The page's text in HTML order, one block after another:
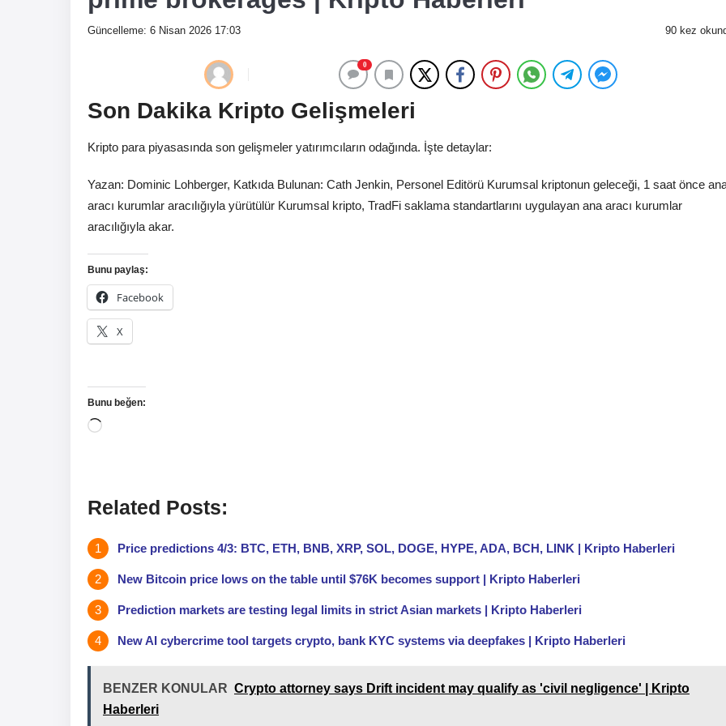
Güncelleme: 6 Nisan 2026 17:03 90 kez
0
Son Dakika Kripto Gelişmeleri
Kripto para piyasasında son gelişmeler yatırımcıların odağında. İşte detaylar:
Yazan: Dominic Lohberger, Katkıda Bulunan: Cath Jenkin, Personel Editörü Kurumsal kriptonun geleceği, 1 saat önce
aracı kurumlar aracılığıyla yürütülür Kurumsal kripto, TradFi saklama standartlarını uygulayan ana aracı kurumlar
aracılığıyla akar.
Bunu paylaş:
Facebook
X
Bunu beğen:
Yükleniyor...
Related Posts:
Price predictions 4/3: BTC, ETH, BNB, XRP, SOL, DOGE, HYPE, ADA, BCH, LINK | Kripto Haberleri
New Bitcoin price lows on the table until $76K becomes support | Kripto Haberleri
Prediction markets are testing legal limits in strict Asian markets | Kripto Haberleri
New AI cybercrime tool targets crypto, bank KYC systems via deepfakes | Kripto Haberleri
BENZER KONULAR Crypto attorney says Drift incident may qualify as 'civil negligence' | Kripto
Haberleri